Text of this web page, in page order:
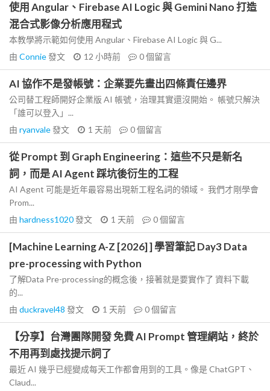
使用 Angular、Firebase AI Logic 與 Gemini Nano 打造
混合式影像分析應用程式
本教學將示範如何使用 Angular、Firebase AI Logic 與 G...
由 Connie發文 12 小時前 0個留言
AI 協作不是發帳號：企業要先畫出四條責任邊界
公司替工程師開好企業版 AI 帳號，治理其實還沒開始。 帳號只解決
「誰可以登入」...
由 ryanvale發文 1 天前 0個留言
從 Prompt 到 Graph Engineering：這些不只是新名
詞，而是 AI Agent 踩坑後衍生的工程
AI Agent 可能是近年最容易出現新工程名詞的領域。 我們才剛學會
Prom...
由 hardness1020發文 1 天前 0個留言
[Machine Learning A-Z [2026] ] 學習筆記 Day3 Data
pre-processing with Python
了解Data Pre-processing的概念後，接著就是要實作了 資料下載
的...
由 duckravel48 發文 1 天前 0個留言
【分享】台灣團隊開發 免費 AI Prompt 管理網站，終於
不用再到處找提示詞了
最近 AI 幾乎已經變成每天工作都會用到的工具。像是 ChatGPT、
Claud...